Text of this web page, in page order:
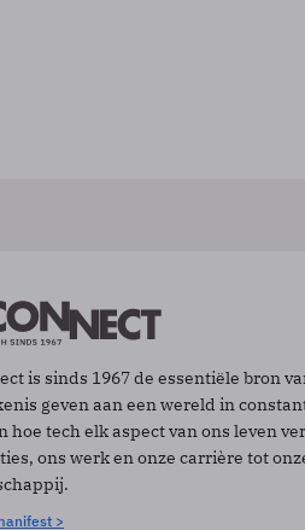
is sinds 1967 de essentiële bron
geven aan een wereld in
hoe tech elk aspect van ons leven
ons werk en onze carrière tot
>